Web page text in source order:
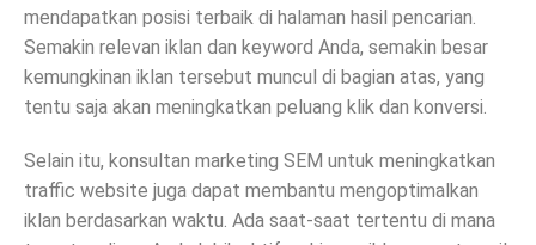
mendapatkan posisi terbaik di halaman hasil pencarian.
Semakin relevan iklan dan keyword Anda, semakin besar
kemungkinan iklan tersebut muncul di bagian atas, yang
tentu saja akan meningkatkan peluang klik dan konversi.
Selain itu, konsultan marketing SEM untuk meningkatkan
traffic website juga dapat membantu mengoptimalkan
iklan berdasarkan waktu. Ada saat-saat tertentu di mana